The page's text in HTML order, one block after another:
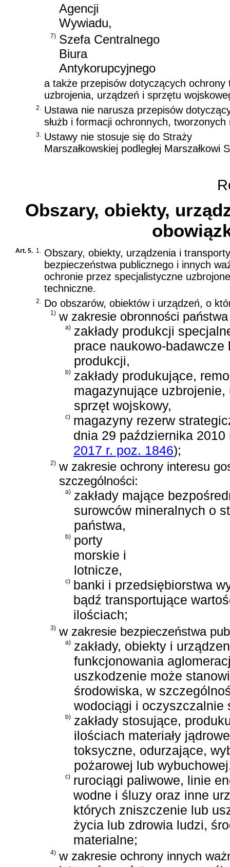
Agencji
Wywiadu,
7) Szefa Centralnego
Biura
Antykorupcyjnego
a także przepisów dotyczących
uzbrojenia, urządzeń i sprzętu
2.
Ustawa nie narusza przepisów
służb i formacji ochronnych,
3.
Ustawy nie stosuje się do Straży
Marszałkowskiej podległej Marszałkowi
Obszary, obiekty,
Art. 5. 1.
Obszary, obiekty, urządzenia i
bezpieczeństwa publicznego i innych
ochronie przez specjalistyczne
techniczne.
2. Do obszarów, obiektów i urządzeń, o
1) w zakresie obronności
a) zakłady produkcji
prace naukowo-
produkcji,
b) zakłady produkujące,
magazynujące uzbrojenie,
sprzęt wojskowy,
c) magazyny rezerw
dnia 29 października
2017 r. poz. 1846);
2) w zakresie ochrony interesu
szczególności:
a) zakłady mające
surowców mineralnych o
państwa,
b) porty
morskie i
lotnicze,
c) banki i przedsiębiorstwa
bądź transportujące
ilościach;
3) w zakresie bezpieczeństwa
a) zakłady, obiekty i
funkcjonowania
uszkodzenie może
środowiska, w
wodociągi i oczyszczalnie
b) zakłady stosujące,
ilościach materiały
toksyczne, odurzające,
pożarowej lub
c) rurociągi paliwowe, linie
wodne i śluzy oraz inne
których zniszczenie lub
życia lub zdrowia ludzi,
materialne;
4) w zakresie ochrony innych